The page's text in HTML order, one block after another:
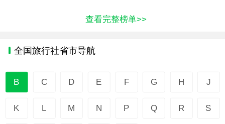
查看完整榜单>>
全国旅行社省市导航
B C D E F G H J
K L M N P Q R S